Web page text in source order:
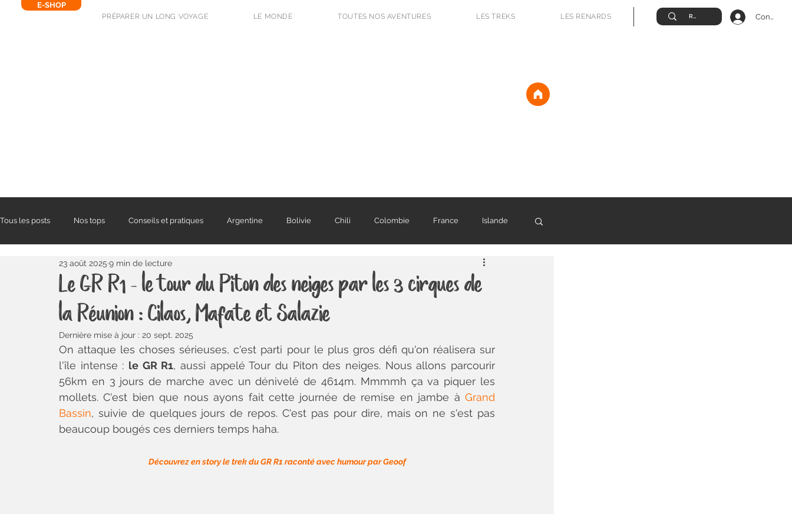
E-SHOP
PRÉPARER UN LONG VOYAGE LE MONDE TOUTES NOS AVENTURES LES TREKS LES RENARDS
Tous les posts Nos tops Conseils et pratiques Argentine Bolivie Chili Colombie France Islande
Kirghizistan Pérou Rencontre Amérique du Sud
Tout savoir sur Oups, I did it again Curiosités Un peu plus de nous
Meilleurs moments Amérique du Sud Animal Équateur La Réunion Norvège
Le GR R1 - le tour du Piton des neiges par les 3 cirques de
la Réunion : Cilaos, Mafate et Salazie
23 août 2025 9 min de lecture
Dernière mise à jour : 20 sept. 2025
On attaque les choses sérieuses, c'est parti pour le plus gros défi qu'on réalisera sur
l'île intense : le GR R1, aussi appelé Tour du Piton des neiges. Nous allons parcourir
56km en 3 jours de marche avec un dénivelé de 4614m. Mmmmh ça va piquer les
mollets. C'est bien que nous ayons fait cette journée de remise en jambe à Grand
Bassin, suivie de quelques jours de repos. C'est pas pour dire, mais on ne s'est pas
beaucoup bougés ces derniers temps haha.
Découvrez en story le trek du GR R1 raconté avec humour par Geoof